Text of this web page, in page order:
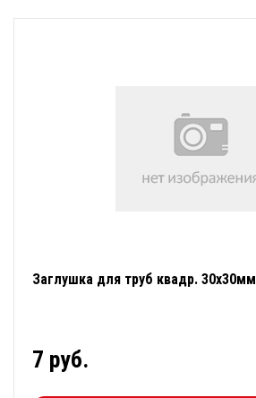
Заглушка для труб квадр. 30х30мм
7 руб.